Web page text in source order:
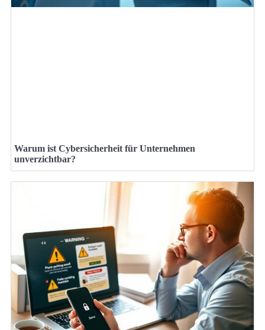
Warum ist Cybersicherheit für Unternehmen
unverzichtbar?